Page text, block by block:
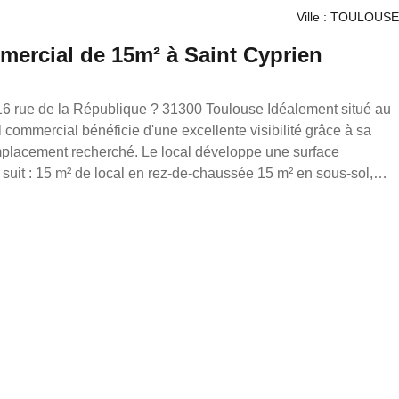
Ville : TOULOUSE
de 15m² à Saint Cyprien
bénéficie d'une excellente visibilité grâce à sa
recherché. Le local développe une surface
15 m² en sous-sol,
extraction. Disponible ! Loyer : 630 € HC
€ / mois Taxe foncière : à la charge du preneur Honoraires :